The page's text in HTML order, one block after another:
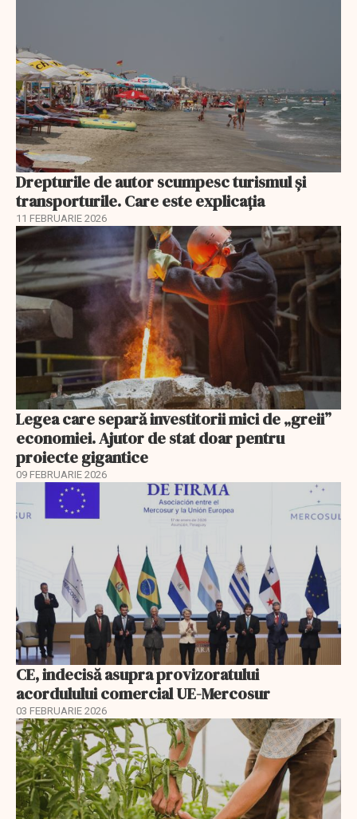
Drepturile de autor scumpesc turismul și
transporturile. Care este explicația
11 FEBRUARIE 2026
Legea care separă investitorii mici de „greii”
economiei. Ajutor de stat doar pentru
proiecte gigantice
09 FEBRUARIE 2026
CE, indecisă asupra provizoratului
acordulului comercial UE-Mercosur
03 FEBRUARIE 2026